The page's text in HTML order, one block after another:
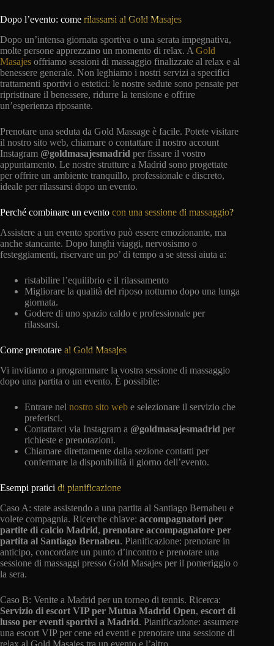
Dopo l’evento: come rilassarsi al Gold Masajes
Dopo un’intensa giornata sportiva o una serata impegnativa,
molte persone apprezzano un momento di relax. A Gold
Masajes offriamo sessioni di massaggio finalizzate al relax e al
benessere generale. Non leghiamo i nostri servizi a specifici
trattamenti sportivi o estetici: le nostre sedute sono pensate per
ripristinare il benessere, ridurre la tensione e offrire
un’esperienza riposante.
Prenotare una seduta da Gold Massage è facile. Potete visitare
il nostro sito web, chiamare o contattare il nostro account
Instagram @goldmasajesmadrid per fissare il vostro
appuntamento. Le nostre strutture a Madrid sono progettate
per offrire un ambiente tranquillo, professionale e discreto,
ideale per rilassarsi dopo un evento.
Perché combinare un evento con una sessione di massaggio?
Assistere a un evento sportivo può essere emozionante, ma
anche stancante. Dopo lunghi viaggi, nervosismo o
festeggiamenti, riservare un po’ di tempo a se stessi aiuta a:
ristabilire l’equilibrio e il rilassamento
Migliorare la qualità del riposo notturno dopo una lunga
giornata.
Godere di uno spazio caldo e professionale per
rilassarsi.
Come prenotare al Gold Masajes
Vi invitiamo a programmare la vostra sessione di massaggio
dopo una partita o un evento. È possibile:
Entrare nel nostro sito web e selezionare il servizio che
preferisci.
Contattarci via Instagram a @goldmasajesmadrid per
richieste e prenotazioni.
Chiamare direttamente dalla sezione contatti per
confermare la disponibilità il giorno dell’evento.
Esempi pratici di pianificazione
Caso A: state assistendo a una partita al Santiago Bernabeu e
volete compagnia. Ricerche chiave: accompagnatori per
partite di calcio Madrid, prenotare accompagnatore per
partita al Santiago Bernabeu. Pianificazione: prenotare in
anticipo, concordare un punto d’incontro e prenotare una
sessione di massaggi presso Gold Masajes per il pomeriggio o
la sera.
Caso B: Venite a Madrid per un torneo di tennis. Ricerca:
Servizio di escort VIP per Mutua Madrid Open, escort di
lusso per eventi sportivi a Madrid. Pianificazione: assumere
una escort VIP per cene ed eventi e prenotare una sessione di
relax al Gold Masajes tra un evento e l’altro.